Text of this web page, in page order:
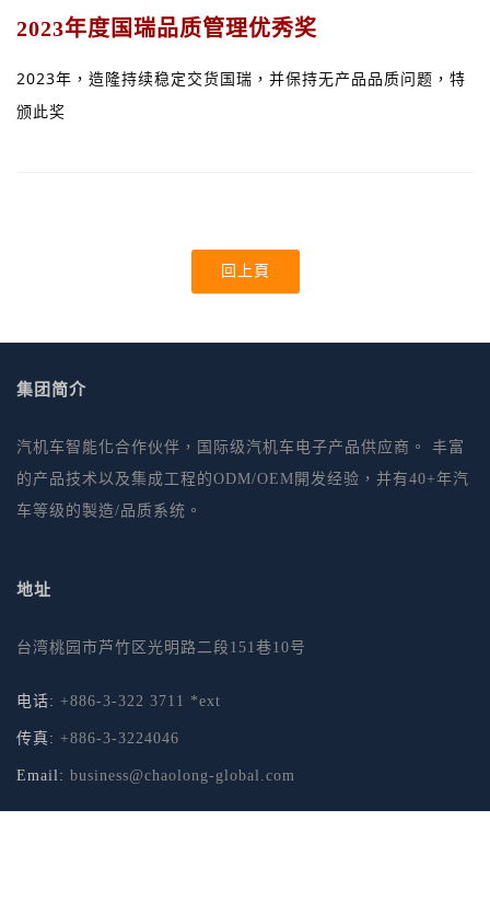
2023年度国瑞品质管理优秀奖
2023年，造隆持续稳定交货国瑞，并保持无产品品质问题，特
颁此奖
回上頁
集团简介
汽机车智能化合作伙伴，国际级汽机车电子产品供应商。 丰富
的产品技术以及集成工程的ODM/OEM開发经验，并有40+年汽
车等级的製造/品质系统。
地址
台湾桃园市芦竹区光明路二段151巷10号
电话: +886-3-322 3711 *ext
传真: +886-3-3224046
Email: business@chaolong-global.com